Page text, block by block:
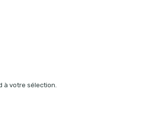
à votre sélection.